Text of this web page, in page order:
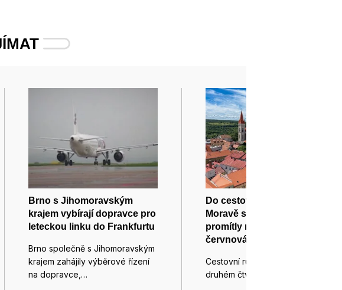
Brno s Jihomoravským
krajem vybírají dopravce pro
leteckou linku do Frankfurtu
Brno společně s Jihomoravským
krajem zahájily výběrové řízení
na dopravce,…
Do cestovního ruchu na jižní
Moravě se před prázdninami
promítly nové expozice i
červnová horka
Cestovní ruch na jižní Moravě ve
druhém čtvrtletí těžil z…